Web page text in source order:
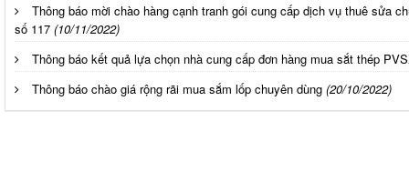
Thông báo mời chào hàng cạnh tranh gói cung cấp dịch vụ thuê sửa
số 117 (10/11/2022)
Thông báo kết quả lựa chọn nhà cung cấp đơn hàng mua sắt thép
Thông báo chào giá rộng rãi mua sắm lốp chuyên dùng (20/10/2022)